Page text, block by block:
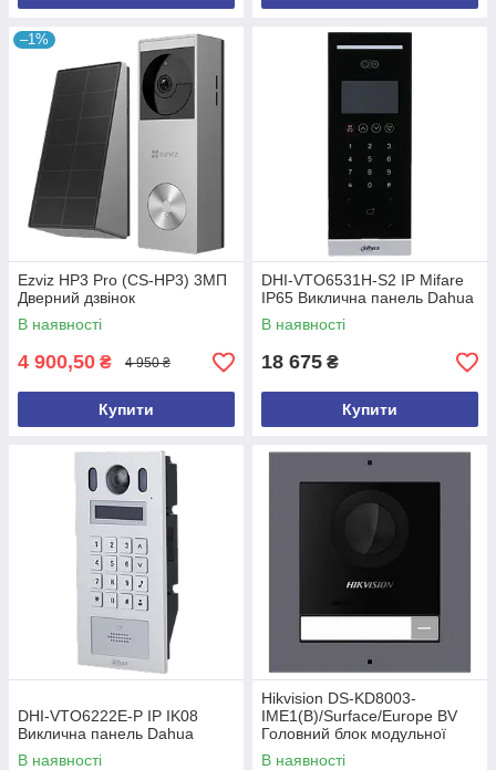
–1%
Ezviz HP3 Pro (CS-HP3) 3МП
Дверний дзвінок
В наявності
4 900,50 ₴ 4 950 ₴
Купити
DHI-VTO6531H-S2 IP Mifare
IP65 Виклична панель Dahua
В наявності
18 675 ₴
Купити
DHI-VTO6222E-P IP IK08
Виклична панель Dahua
В наявності
Hikvision DS-KD8003-
IME1(B)/Surface/Europe BV
Головний блок модульної
панелі
В наявності